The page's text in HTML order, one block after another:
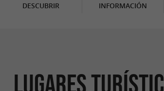
DESCUBRIR INFORMACIÓN
Lugares